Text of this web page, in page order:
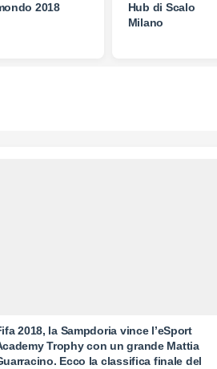
2018
Hub di Scalo
Milano
2018, la Sampdoria vince l’eSport
Trophy con un grande Mattia
Ecco la classifica finale del